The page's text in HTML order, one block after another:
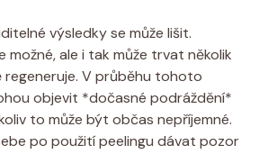
výsledky se ⁤může⁣ lišit.
možné, ale i‌ tak může trvat ​několik
regeneruje.‍ V​ průběhu tohoto
objevit *dočasné‌ podráždění*
to může ​být ‍občas nepříjemné.
po použití‌ peelingu dávat pozor